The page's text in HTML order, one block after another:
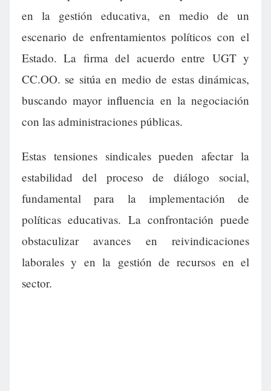
en la gestión educativa, en medio de un
escenario de enfrentamientos políticos con el
Estado. La firma del acuerdo entre UGT y
CC.OO. se sitúa en medio de estas dinámicas,
buscando mayor influencia en la negociación
con las administraciones públicas.
Estas tensiones sindicales pueden afectar la
estabilidad del proceso de diálogo social,
fundamental para la implementación de
políticas educativas. La confrontación puede
obstaculizar avances en reivindicaciones
laborales y en la gestión de recursos en el
sector.